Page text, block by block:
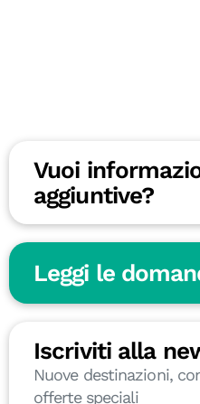
Vuoi
aggiuntive?
Leggi le
Iscriviti alla
Nuove destinazioni,
offerte speciali